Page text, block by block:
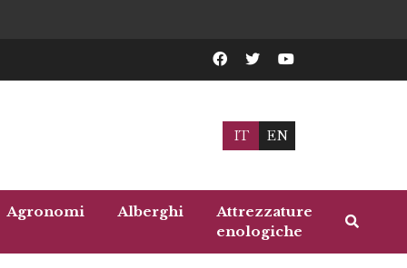
IT EN
Agronomi Alberghi
Attrezzature
enologiche